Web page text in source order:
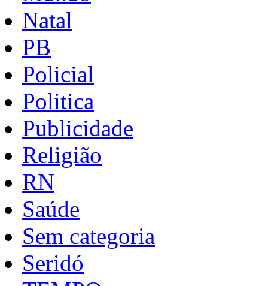
Natal
PB
Policial
Politica
Publicidade
Religião
RN
Saúde
Sem categoria
Seridó